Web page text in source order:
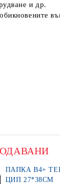
и др.
ПАПКА В4+ ТЕКСТИЛ С
ЦИП 27*38СМ